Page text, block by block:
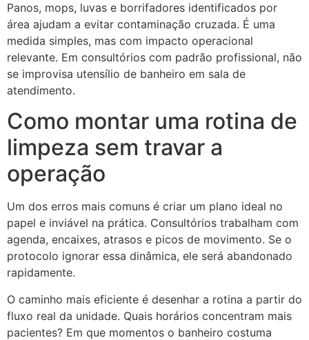
Panos, mops, luvas e borrifadores identificados por
área ajudam a evitar contaminação cruzada. É uma
medida simples, mas com impacto operacional
relevante. Em consultórios com padrão profissional, não
se improvisa utensílio de banheiro em sala de
atendimento.
Como montar uma rotina de
limpeza sem travar a
operação
Um dos erros mais comuns é criar um plano ideal no
papel e inviável na prática. Consultórios trabalham com
agenda, encaixes, atrasos e picos de movimento. Se o
protocolo ignorar essa dinâmica, ele será abandonado
rapidamente.
O caminho mais eficiente é desenhar a rotina a partir do
fluxo real da unidade. Quais horários concentram mais
pacientes? Em que momentos o banheiro costuma